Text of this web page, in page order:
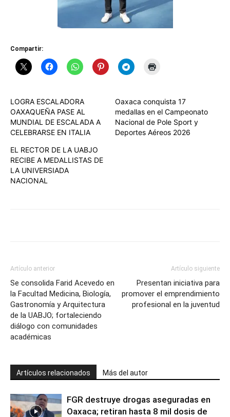
Compartir:
LOGRA ESCALADORA
OAXAQUEÑA PASE AL
MUNDIAL DE ESCALADA A
CELEBRARSE EN ITALIA
Oaxaca conquista 17
medallas en el Campeonato
Nacional de Pole Sport y
Deportes Aéreos 2026
EL RECTOR DE LA UABJO
RECIBE A MEDALLISTAS DE
LA UNIVERSIADA
NACIONAL
Artículo anterior
Se consolida Farid Acevedo en
la Facultad Medicina, Biología,
Gastronomía y Arquitectura
de la UABJO; fortaleciendo
diálogo con comunidades
académicas
Artículo siguiente
Presentan iniciativa para
promover el emprendimiento
profesional en la juventud
Artículos relacionados Más del autor
FGR destruye drogas aseguradas en
Oaxaca; retiran hasta 8 mil dosis de